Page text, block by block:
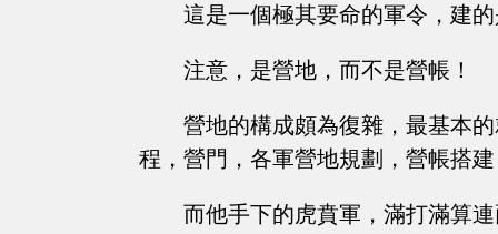
這是一個極其要命的軍令，建
注意，是營地，而不是營帳！
營地的構成頗為復雜，最基本
程，營門，各軍營地規劃，營帳搭
而他手下的虎賁軍，滿打滿算